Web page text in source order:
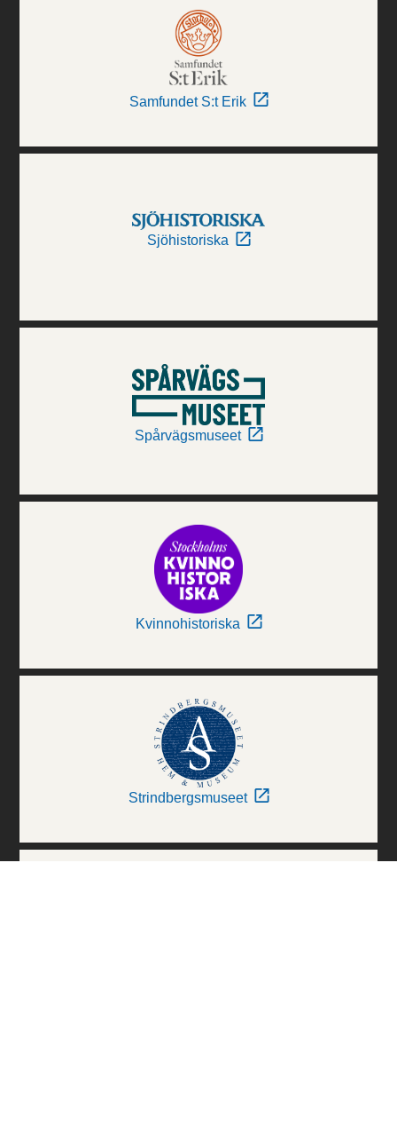
Samfundet S:t Erik
Sjöhistoriska
Spårvägsmuseet
Kvinnohistoriska
Strindbergsmuseet